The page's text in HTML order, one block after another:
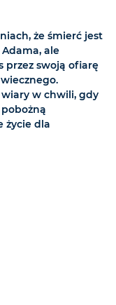
że śmierć jest
ale
przez swoją ofiarę
w chwili, gdy
życie dla